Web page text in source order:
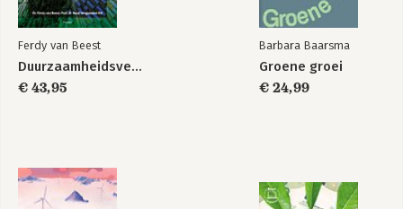
Ferdy van Beest
Duurzaamheidsverslaggeving
€ 43,95
Barbara Baarsma
Groene groei
€ 24,99